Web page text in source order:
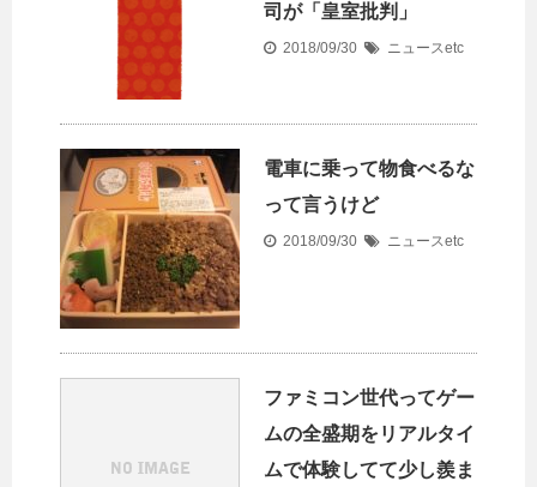
司が「皇室批判」
2018/09/30 ニュースetc
電車に乗って物食べるな
って言うけど
2018/09/30 ニュースetc
ファミコン世代ってゲー
ムの全盛期をリアルタイ
ムで体験してて少し羨ま